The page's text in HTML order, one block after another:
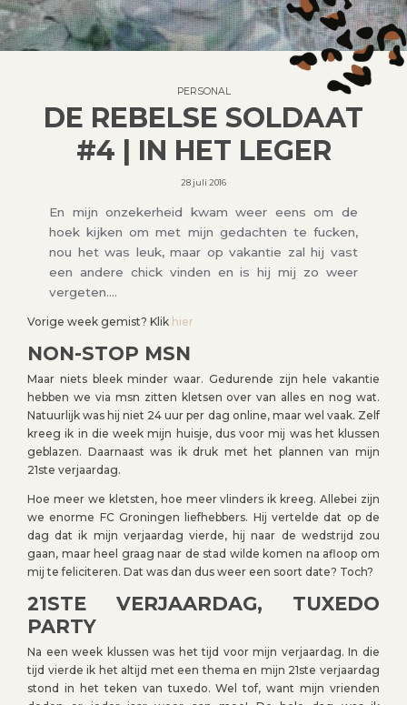
PERSONAL
DE REBELSE SOLDAAT
#4 | IN HET LEGER
28 juli 2016
En mijn onzekerheid kwam weer eens om de
hoek kijken om met mijn gedachten te fucken,
nou het was leuk, maar op vakantie zal hij vast
een andere chick vinden en is hij mij zo weer
vergeten….
Vorige week gemist? Klik hier
NON-STOP MSN
Maar niets bleek minder waar. Gedurende zijn hele vakantie
hebben we via msn zitten kletsen over van alles en nog wat.
Natuurlijk was hij niet 24 uur per dag online, maar wel vaak. Zelf
kreeg ik in die week mijn huisje, dus voor mij was het klussen
geblazen. Daarnaast was ik druk met het plannen van mijn
21ste verjaardag.
Hoe meer we kletsten, hoe meer vlinders ik kreeg. Allebei zijn
we enorme FC Groningen liefhebbers. Hij vertelde dat op de
dag dat ik mijn verjaardag vierde, hij naar de wedstrijd zou
gaan, maar heel graag naar de stad wilde komen na afloop om
mij te feliciteren. Dat was dan dus weer een soort date? Toch?
21STE VERJAARDAG, TUXEDO
PARTY
Na een week klussen was het tijd voor mijn verjaardag. In die
tijd vierde ik het altijd met een thema en mijn 21ste verjaardag
stond in het teken van tuxedo. Wel tof, want mijn vrienden